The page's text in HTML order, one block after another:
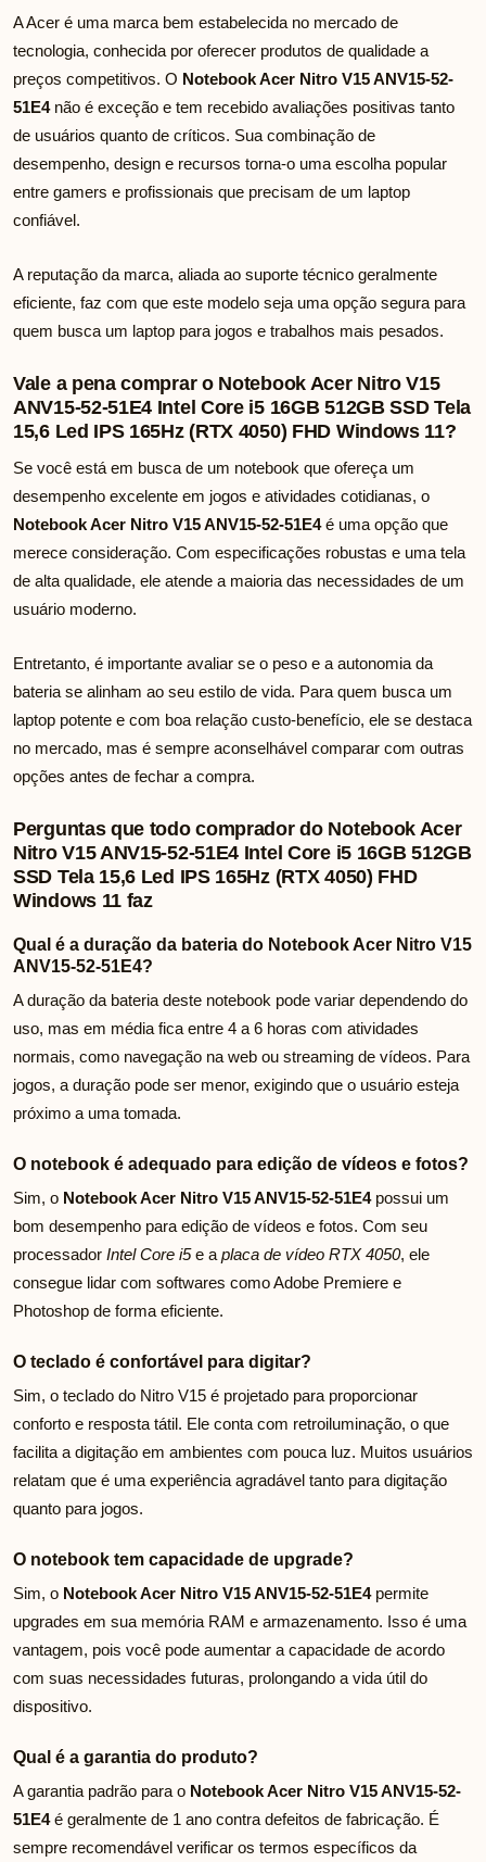
A Acer é uma marca bem estabelecida no mercado de
tecnologia, conhecida por oferecer produtos de qualidade a
preços competitivos. O Notebook Acer Nitro V15 ANV15-52-
51E4não é exceção e tem recebido avaliações positivas tanto
de usuários quanto de críticos. Sua combinação de
desempenho, design e recursos torna-o uma escolha popular
entre gamers e profissionais que precisam de um laptop
confiável.
A reputação da marca, aliada ao suporte técnico geralmente
eficiente, faz com que este modelo seja uma opção segura para
quem busca um laptop para jogos e trabalhos mais pesados.
Vale a pena comprar o Notebook Acer Nitro V15
ANV15-52-51E4 Intel Core i5 16GB 512GB SSD Tela
15,6 Led IPS 165Hz (RTX 4050) FHD Windows 11?
Se você está em busca de um notebook que ofereça um
desempenho excelente em jogos e atividades cotidianas, o
Notebook Acer Nitro V15 ANV15-52-51E4é uma opção que
merece consideração. Com especificações robustas e uma tela
de alta qualidade, ele atende a maioria das necessidades de um
usuário moderno.
Entretanto, é importante avaliar se o peso e a autonomia da
bateria se alinham ao seu estilo de vida. Para quem busca um
laptop potente e com boa relação custo-benefício, ele se destaca
no mercado, mas é sempre aconselhável comparar com outras
opções antes de fechar a compra.
Perguntas que todo comprador do Notebook Acer
Nitro V15 ANV15-52-51E4 Intel Core i5 16GB 512GB
SSD Tela 15,6 Led IPS 165Hz (RTX 4050) FHD
Windows 11 faz
Qual é a duração da bateria do Notebook Acer Nitro V15
ANV15-52-51E4?
A duração da bateria deste notebook pode variar dependendo do
uso, mas em média fica entre 4 a 6 horas com atividades
normais, como navegação na web ou streaming de vídeos. Para
jogos, a duração pode ser menor, exigindo que o usuário esteja
próximo a uma tomada.
O notebook é adequado para edição de vídeos e fotos?
Sim, o Notebook Acer Nitro V15 ANV15-52-51E4possui um
bom desempenho para edição de vídeos e fotos. Com seu
processador Intel Core i5e a placa de vídeo RTX 4050, ele
consegue lidar com softwares como Adobe Premiere e
Photoshop de forma eficiente.
O teclado é confortável para digitar?
Sim, o teclado do Nitro V15 é projetado para proporcionar
conforto e resposta tátil. Ele conta com retroiluminação, o que
facilita a digitação em ambientes com pouca luz. Muitos usuários
relatam que é uma experiência agradável tanto para digitação
quanto para jogos.
O notebook tem capacidade de upgrade?
Sim, o Notebook Acer Nitro V15 ANV15-52-51E4permite
upgrades em sua memória RAM e armazenamento. Isso é uma
vantagem, pois você pode aumentar a capacidade de acordo
com suas necessidades futuras, prolongando a vida útil do
dispositivo.
Qual é a garantia do produto?
A garantia padrão para o Notebook Acer Nitro V15 ANV15-52-
51E4é geralmente de 1 ano contra defeitos de fabricação. É
sempre recomendável verificar os termos específicos da